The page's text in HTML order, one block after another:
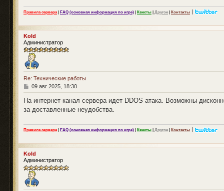
н
и
Правила сервера FAQ (основная информация по игре) Квесты Другое Контакты |
Kold
Администратор
Re: Технические работы
С
о
о
щ
н
и
09 авг 2025, 18:30
На интернет-канал сервера идет DDOS атака. Возможны
за доставленные неудобства.
Правила сервера| FAQ (основная информация по игре) Квесты Другое Контакты
Kold
Администратор